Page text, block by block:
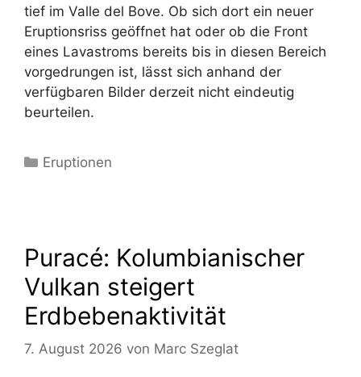
tief im Valle del Bove. Ob sich dort ein neuer
Eruptionsriss geöffnet hat oder ob die Front
eines Lavastroms bereits bis in diesen Bereich
vorgedrungen ist, lässt sich anhand der
verfügbaren Bilder derzeit nicht eindeutig
beurteilen.
Kategorien
Eruptionen
Puracé: Kolumbianischer
Vulkan steigert
Erdbebenaktivität
7. August 2026 von Marc Szeglat